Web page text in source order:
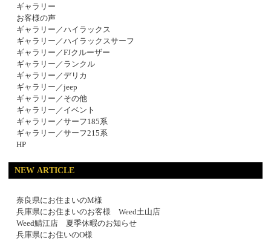
ギャラリー
お客様の声
ギャラリー／ハイラックス
ギャラリー／ハイラックスサーフ
ギャラリー／FJクルーザー
ギャラリー／ランクル
ギャラリー／デリカ
ギャラリー／jeep
ギャラリー／その他
ギャラリー／イベント
ギャラリー／サーフ185系
ギャラリー／サーフ215系
HP
NEW ARTICLE
奈良県にお住まいのM様
兵庫県にお住まいのお客様 Weed土山店
Weed鯖江店 夏季休暇のお知らせ
兵庫県にお住いのO様